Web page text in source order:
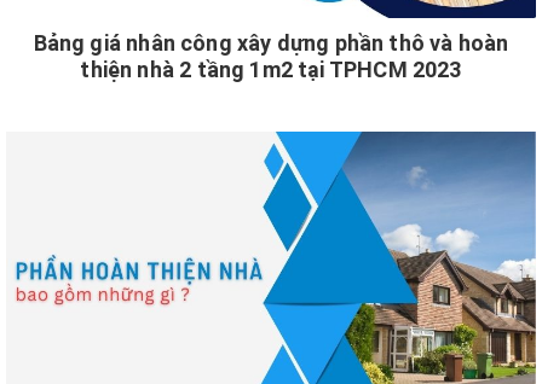
Bảng giá nhân công xây dựng phần thô và hoàn
thiện nhà 2 tầng 1m2 tại TPHCM 2023